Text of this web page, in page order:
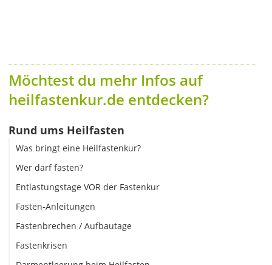
Möchtest du mehr Infos auf
heilfastenkur.de entdecken?
Rund ums Heilfasten
Was bringt eine Heilfastenkur?
Wer darf fasten?
Entlastungstage VOR der Fastenkur
Fasten-Anleitungen
Fastenbrechen / Aufbautage
Fastenkrisen